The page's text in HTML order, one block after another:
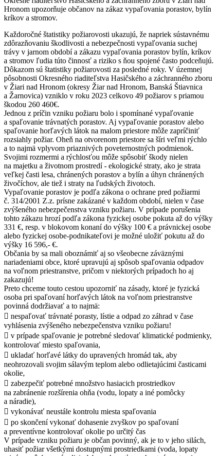
Hronom upozorňuje občanov na zákaz vypaľovania porastov, bylín
kríkov a stromov.
Každoročné štatistiky požiarovosti ukazujú, že napriek sústavnému
zdôrazňovaniu škodlivosti a nebezpečnosti vypaľovania suchej
trávy v jarnom období a zákazu vypaľovania porastov bylín, kríkov
a stromov ľudia túto činnosť a riziko s ňou spojené často podceňujú.
Dôkazom sú štatistiky požiarovosti za posledné roky. V územnej
pôsobnosti Okresného riaditeľstva Hasičského a záchranného zboru
v Žiari nad Hronom (okresy Žiar nad Hronom, Banská Štiavnica
a Žarnovica) vzniklo v roku 2023 celkovo 49 požiarov s priamou
škodou 260 460€.
Jednou z príčin vzniku požiaru bolo i spomínané vypaľovanie
a spaľovanie trávnatých porastov. Aj vypaľovanie porastov alebo
spaľovanie horľavých látok na malom priestore môže zapríčiniť
rozsiahly požiar. Oheň na otvorenom priestore sa šíri veľmi rýchlo
a to najmä vplyvom priaznivých poveternostných podmienok.
Svojimi rozmermi a rýchlosťou môže spôsobiť škody nielen
na majetku a životnom prostredí - ekologické straty, ako je strata
veľkej časti lesa, chránených porastov a bylín a úhyn chránených
živočíchov, ale tiež i straty na ľudských životoch.
Vypaľovanie porastov je podľa zákona o ochrane pred požiarmi
č. 314/2001 Z.z. prísne zakázané v každom období, nielen v čase
zvýšeného nebezpečenstva vzniku požiaru. V prípade porušenia
tohto zákazu hrozí podľa zákona fyzickej osobe pokuta až do výšky
331 €, resp. v blokovom konaní do výšky 100 € a právnickej osobe
alebo fyzickej osobe-podnikateľovi je možné uložiť pokutu až do
výšky 16 596,- €.
Občania by sa mali oboznámiť aj so všeobecne záväznými
nariadeniami obce, ktoré upravujú aj spôsob spaľovania odpadov
na voľnom priestranstve, pričom v niektorých prípadoch ho aj
zakazujú!
Preto chceme touto cestou upozorniť na zásady, ktoré je fyzická
osoba pri spaľovaní horľavých látok na voľnom priestranstve
povinná dodržiavať a to najmä:
 nespaľovať trávnaté porasty, lístie a odpad zo záhrad v čase
vyhlásenia zvýšeného nebezpečenstva vzniku požiaru!
 v prípade spaľovanie je potrebné sledovať klimatické podmienky,
kontrolovať miesto spaľovania,
 ukladať horľavé látky do upravených hromád tak, aby
neohrozovali svojim sálavým teplom alebo odlietajúcimi časticami
okolie,
 zabezpečiť potrebné množstvo hasiacich prostriedkov
na zabránenie rozšírenia ohňa (vodu, lopaty a iné pomôcky
a náradie),
 vykonávať neustále kontrolu miesta spaľovania
 po skončení vykonať dohasenie zvyškov po spaľovaní
a preventívne kontrolovať okolie po určitý čas
V prípade vzniku požiaru je občan povinný, ak je to v jeho silách,
uhasiť požiar všetkými dostupnými prostriedkami (voda, lopaty